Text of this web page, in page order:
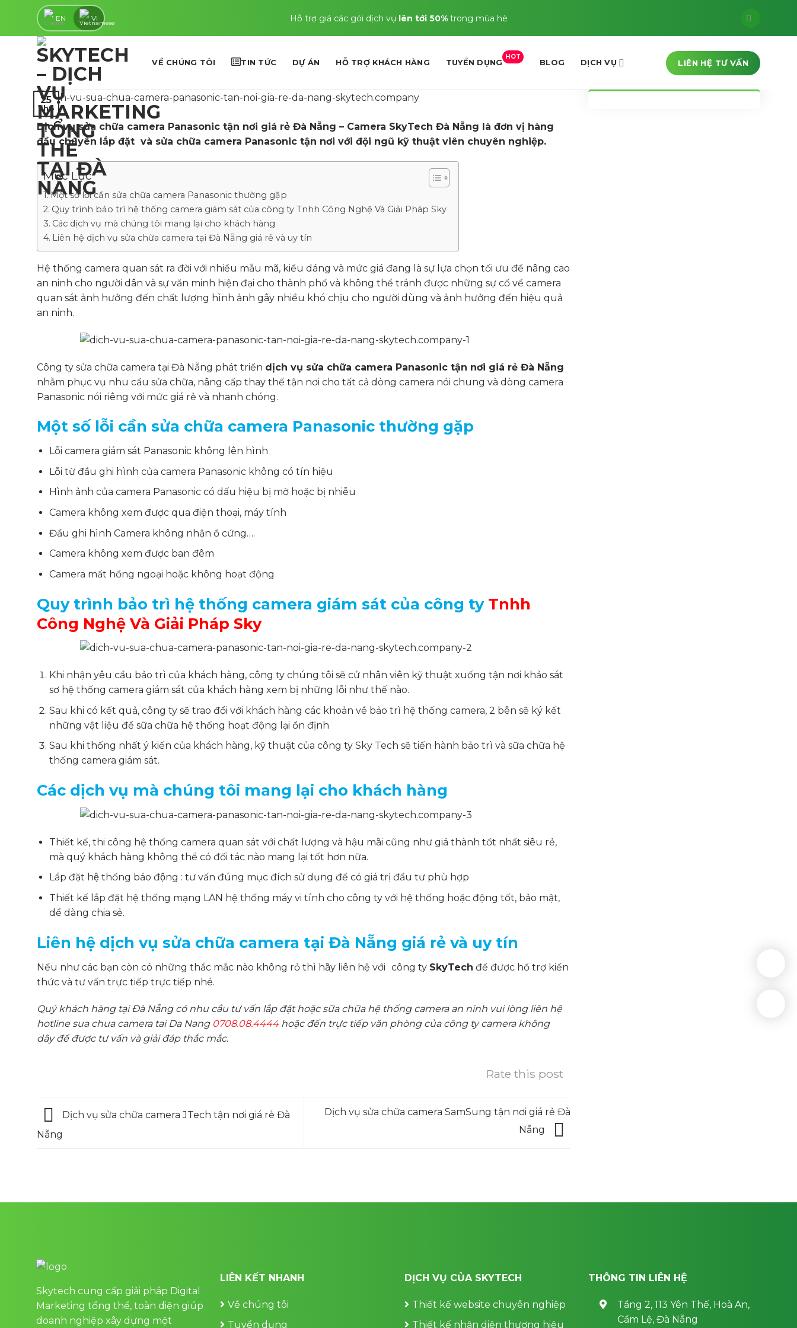
content
EN VI Hỗ trợ giá các gói dịch vụ lên tới 50%trong mùa hè
VỀ CHÚNG TÔI TIN TỨC DỰ ÁN HỖ TRỢ KHÁCH HÀNG TUYỂN DỤNG
HOT
BLOG DỊCH VỤ LIÊN HỆ TƯ VẤN
25
Th8
Dịch vụ sửa chữa camera Panasonic tận nơi giá rẻ Đà Nẵng – Camera SkyTech Đà Nẵng là đơn vị hàng
đầu chuyên lắp đặt và sửa chữa camera Panasonic tận nơi với đội ngũ kỹ thuật viên chuyên nghiệp.
Mục Lục
Một số lỗi cần sửa chữa camera Panasonic thường gặp
Quy trình bảo trì hệ thống camera giám sát của công ty Tnhh Công Nghệ Và Giải Pháp Sky
Các dịch vụ mà chúng tôi mang lại cho khách hàng
Liên hệ dịch vụ sửa chữa camera tại Đà Nẵng giá rẻ và uy tín
Hệ thống camera quan sát ra đời với nhiều mẫu mã, kiểu dáng và mức giá đang là sự lựa chọn tối ưu để nâng cao
an ninh cho người dân và sự văn minh hiện đại cho thành phố và không thể tránh được những sự cố về camera
quan sát ảnh hưởng đến chất lượng hình ảnh gây nhiều khó chịu cho người dùng và ảnh hưởng đến hiệu quả
an ninh.
Công ty sửa chữa camera tại Đà Nẵng phát triển dịch vụ sửa chữa camera Panasonic tận nơi giá rẻ Đà Nẵng
nhằm phục vụ nhu cầu sửa chữa, nâng cấp thay thế tận nơi cho tất cả dòng camera nói chung và dòng camera
Panasonic nói riêng với mức giá rẻ và nhanh chóng.
Một số lỗi cần sửa chữa camera Panasonic thường gặp
Lỗi camera giám sát Panasonic không lên hình
Lỗi từ đầu ghi hình của camera Panasonic không có tín hiệu
Hình ảnh của camera Panasonic có dấu hiệu bị mờ hoặc bị nhiễu
Camera không xem được qua điện thoại, máy tính
Đầu ghi hình Camera không nhận ổ cứng….
Camera không xem được ban đêm
Camera mất hồng ngoại hoặc không hoạt động
Quy trình bảo trì hệ thống camera giám sát của công ty Tnhh
Công Nghệ Và Giải Pháp Sky
Khi nhận yêu cầu bảo trì của khách hàng, công ty chúng tôi sẽ cử nhân viên kỹ thuật xuống tận nơi khảo sát
sơ hệ thống camera giám sát của khách hàng xem bị những lỗi như thế nào.
Sau khi có kết quả, công ty sẽ trao đổi với khách hàng các khoản về bảo trì hệ thống camera, 2 bên sẽ ký kết
những vật liệu để sữa chữa hệ thống hoạt động lại ổn định
Sau khi thống nhất ý kiến của khách hàng, kỹ thuật của công ty Sky Tech sẽ tiến hành bảo trì và sữa chữa hệ
thống camera giám sát.
Các dịch vụ mà chúng tôi mang lại cho khách hàng
Thiết kế, thi công hệ thống camera quan sát với chất lượng và hậu mãi cũng như giá thành tốt nhất siêu rẻ,
mà quý khách hàng không thể có đối tác nào mang lại tốt hơn nữa.
Lắp đặt hệ thống báo động : tư vấn đúng mục đích sử dụng để có giá trị đầu tư phù hợp
Thiết kế lắp đặt hệ thống mạng LAN hệ thống máy vi tính cho công ty với hệ thống hoặc động tốt, bảo mật,
dể dàng chia sẻ.
Liên hệ dịch vụ sửa chữa camera tại Đà Nẵng giá rẻ và uy tín
Nếu như các bạn còn có những thắc mắc nào không rỏ thì hãy liên hệ với công ty SkyTech để được hổ trợ kiến
thức và tư vấn trực tiếp trực tiếp nhé.
Quý khách hàng tại Đà Nẵng có nhu cầu tư vấn lắp đặt hoặc sữa chữa hệ thống camera an ninh vui lòng liên hệ
hotline sua chua camera tai Da Nang 0708.08.4444hoặc đến trực tiếp văn phòng của công ty camera không
dây để được tư vấn và giải đáp thắc mắc.
Rate this post
Dịch vụ sửa chữa camera JTech tận nơi giá rẻ Đà
Nẵng
Dịch vụ sửa chữa camera SamSung tận nơi giá rẻ Đà
Nẵng
Skytech cung cấp giải pháp Digital
Marketing tổng thể, toàn diện giúp
doanh nghiệp xây dựng một
LIÊN KẾT NHANH
Về chúng tôi
Tuyển dụng
DỊCH VỤ CỦA SKYTECH
Thiết kế website chuyên nghiệp
Thiết kế nhận diện thương hiệu
THÔNG TIN LIÊN HỆ
Tầng 2, 113 Yên Thế, Hoà An,
Cẩm Lệ, Đà Nẵng